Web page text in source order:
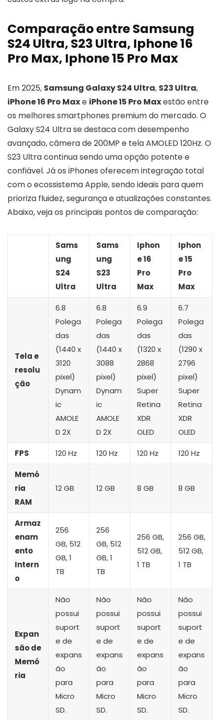
Comparação entre Samsung
S24 Ultra, S23 Ultra, Iphone 16
Pro Max, Iphone 15 Pro Max
Em 2025, Samsung Galaxy S24 Ultra, S23 Ultra,
iPhone 16 Pro Maxe iPhone 15 Pro Maxestão entre
os melhores smartphones premium do mercado. O
Galaxy S24 Ultra se destaca com desempenho
avançado, câmera de 200MP e tela AMOLED 120Hz. O
S23 Ultra continua sendo uma opção potente e
confiável. Já os iPhones oferecem integração total
com o ecossistema Apple, sendo ideais para quem
prioriza fluidez, segurança e atualizações constantes.
Abaixo, veja os principais pontos de comparação:
Sams
ung
S24
Ultra
Sams
ung
S23
Ultra
Iphon
e 16
Pro
Max
Iphon
e 15
Pro
Max
Tela e
resolu
ção
6.8
Polega
das
(1440 x
3120
pixel)
Dynam
ic
AMOLE
D 2X
6.8
Polega
das
(1440 x
3088
pixel)
Dynam
ic
AMOLE
D 2X
6.9
Polega
das
(1320 x
2868
pixel)
Super
Retina
XDR
OLED
6.7
Polega
das
(1290 x
2796
pixel)
Super
Retina
XDR
OLED
FPS 120 Hz 120 Hz 120 Hz 120 Hz
Memó
ria
RAM
12 GB 12 GB 8 GB 8 GB
Armaz
enam
ento
Intern
o
256
GB, 512
GB, 1
TB
256
GB, 512
GB, 1
TB
256 GB,
512 GB,
1 TB
256 GB,
512 GB,
1 TB
Expan
são de
Memó
ria
Não
possui
suport
e de
expans
ão
para
Micro
SD.
Não
possui
suport
e de
expans
ão
para
Micro
SD.
Não
possui
suport
e de
expans
ão
para
Micro
SD.
Não
possui
suport
e de
expans
ão
para
Micro
SD.